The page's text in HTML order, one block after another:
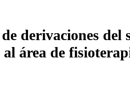
derivaciones del
al área de